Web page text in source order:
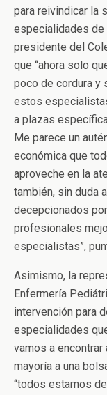
para reivindicar la
especialidades de
presidente del
que “ahora solo
poco de cordura y
estos
a plazas
Me parece un
económica que
aproveche en la
también, sin duda
decepcionados
profesionales
especialistas”,
Asimismo, la
Enfermería
intervención para
especialidades
vamos a
mayoría a una
“todos estamos